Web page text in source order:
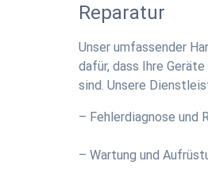
Reparatur
Unser umfassender
dafür, dass Ihre
sind. Unsere
– Fehlerdiagnose und
– Wartung und